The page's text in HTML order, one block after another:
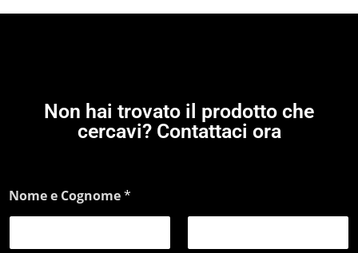
Non hai trovato il prodotto che
cercavi? Contattaci ora
Nome e Cognome*